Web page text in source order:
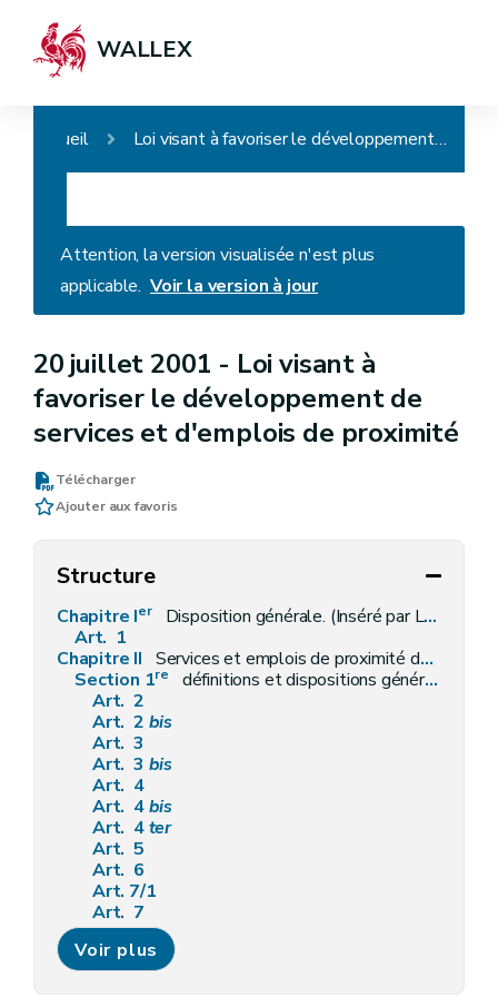
WALLEX
Accueil Loi visant à favoriser le développement de services et d'emplois de proximité
Attention, la version visualisée n'est plus
applicable. Voir la version à jour
20 juillet 2001 - Loi visant à
favoriser le développement de
services et d'emplois de proximité
Télécharger
Ajouter aux favoris
Structure
Chapitre Ier
Disposition générale. (Inséré par L 2003-12-22/42, art. 63, 002; ED : 01-01-2004)
Art. 1
Chapitre II Services et emplois de proximité dans le secteur de l'aide à domicile de nature ménagère. (Inséré par L 2003-12-22/42, art. 64, 002; ED : 01-01-2004)
Section 1re
définitions et dispositions générales. (Inséré par L 2003-12-22/42, art. 65, 002; ED : 01-01-2004)
Art. 2
Art. 2 bis
Art. 3
Art. 3 bis
Art. 4
Art. 4bis
Art. 4ter
Art. 5
Art. 6
Art. 7/1
Art. 7
Art. 7bis
Art. 7ter
Art. 7quater
Voir plus